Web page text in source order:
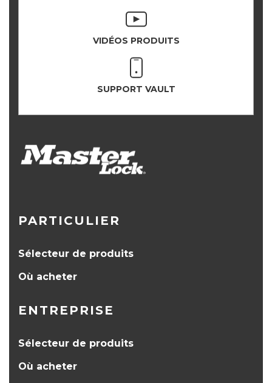
VIDÉOS PRODUITS
SUPPORT VAULT
PARTICULIER
Sélecteur de produits
Où acheter
ENTREPRISE
Sélecteur de produits
Où acheter